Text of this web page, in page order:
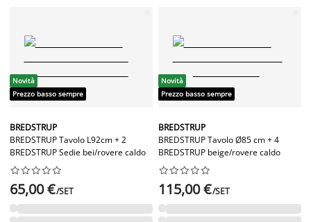
Novità
Prezzo basso sempre
BREDSTRUP
BREDSTRUP Tavolo L92cm + 2
BREDSTRUP Sedie bei/rovere caldo






65,00 €/SET
Novità
Prezzo basso sempre
BREDSTRUP
BREDSTRUP Tavolo Ø85 cm + 4
BREDSTRUP beige/rovere caldo






115,00 €/SET